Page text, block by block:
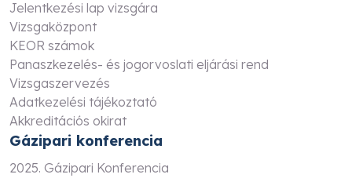
Jelentkezési lap vizsgára
Vizsgaközpont
KEOR számok
Panaszkezelés- és jogorvoslati eljárási rend
Vizsgaszervezés
Adatkezelési tájékoztató
Akkreditációs okirat
Gázipari konferencia
2025. Gázipari Konferencia